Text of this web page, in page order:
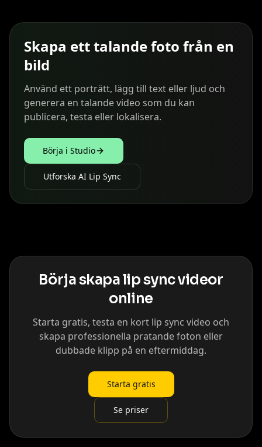
Skapa ett talande foto från en
bild
Använd ett porträtt, lägg till text eller ljud och
generera en talande video som du kan
publicera, testa eller lokalisera.
Börja i Studio
Utforska AI Lip Sync
Börja skapa lip sync videor
online
Starta gratis, testa en kort lip sync video och
skapa professionella pratande foton eller
dubbade klipp på en eftermiddag.
Starta gratis
Se priser